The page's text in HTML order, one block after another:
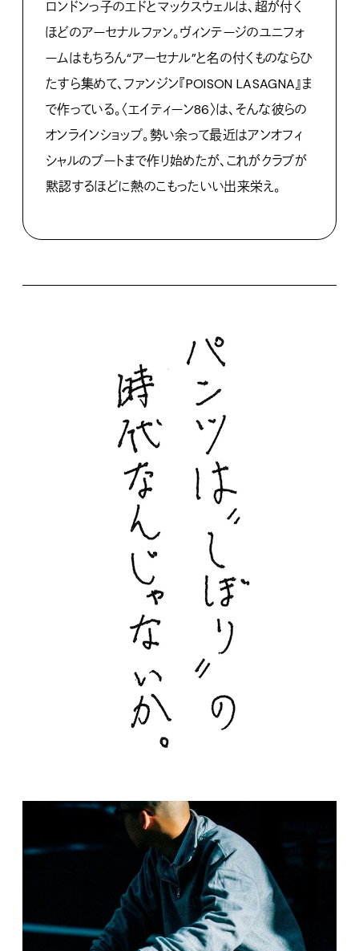
ロンドンっ子のエドとマックスウェルは、超が付く
ほどのアーセナルファン。ヴィンテージのユニフォ
ームはもちろん“アーセナル”と名の付くものならひ
たすら集めて、ファンジン『POISON LASAGNA』ま
で作っている。〈エイティーン86〉は、そんな彼らの
オンラインショップ。勢い余って最近はアンオフィ
シャルのブートまで作り始めたが、これがクラブが
黙認するほどに熱のこもったいい出来栄え。